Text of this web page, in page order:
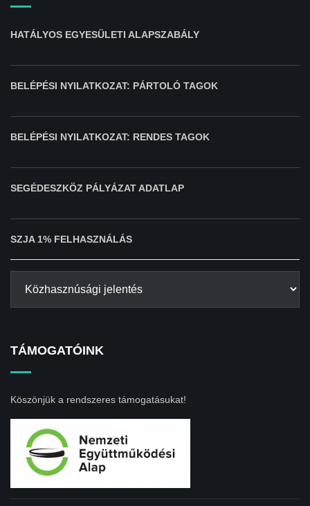
HATÁLYOS EGYESÜLETI ALAPSZABÁLY
BELÉPÉSI NYILATKOZAT: PÁRTOLÓ TAGOK
BELÉPÉSI NYILATKOZAT: RENDES TAGOK
SEGÉDESZKÖZ PÁLYÁZAT ADATLAP
SZJA 1% FELHASZNÁLÁS
TÁMOGATÓINK
Köszönjük a rendszeres támogatásukat!